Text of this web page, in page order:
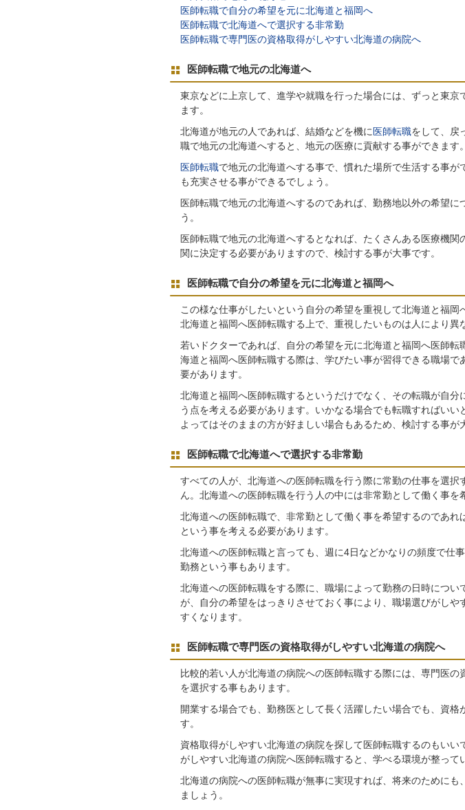
医師転職で自分の希望を元に北海道と福岡へ
医師転職で北海道へで選択する非常勤
医師転職で専門医の資格取得がしやすい北海道の病院へ
医師転職で地元の北海道へ
東京などに上京して、進学や就職を行った場合には、ずっと東京
ます。
北海道が地元の人であれば、結婚などを機に 医師転職をして、戻
職で地元の北海道へすると、地元の医療に貢献する事ができます。
医師転職で地元の北海道へする事で、慣れた場所で生活する事が
も充実させる事ができるでしょう。
医師転職で地元の北海道へするのであれば、勤務地以外の希望に
う。
医師転職で地元の北海道へするとなれば、たくさんある医療機関
関に決定する必要がありますので、検討する事が大事です。
医師転職で自分の希望を元に北海道と福岡へ
この様な仕事がしたいという自分の希望を重視して北海道と福岡
北海道と福岡へ医師転職する上で、重視したいものは人により異
若いドクターであれば、自分の希望を元に北海道と福岡へ医師転
海道と福岡へ医師転職する際は、学びたい事が習得できる職場で
要があります。
北海道と福岡へ医師転職するというだけでなく、その転職が自分
う点を考える必要があります。いかなる場合でも転職すればいい
よってはそのままの方が好ましい場合もあるため、検討する事が
医師転職で北海道へで選択する非常勤
すべての人が、北海道への医師転職を行う際に常勤の仕事を選択
ん。北海道への医師転職を行う人の中には非常勤として働く事を
北海道への医師転職で、非常勤として働く事を希望するのであれ
という事を考える必要があります。
北海道への医師転職と言っても、週に4日などかなりの頻度で仕
勤務という事もあります。
北海道への医師転職をする際に、職場によって勤務の日時につい
が、自分の希望をはっきりさせておく事により、職場選びがしや
すくなります。
医師転職で専門医の資格取得がしやすい北海道の病院へ
比較的若い人が北海道の病院への医師転職する際には、専門医の
を選択する事もあります。
開業する場合でも、勤務医として長く活躍したい場合でも、資格
す。
資格取得がしやすい北海道の病院を探して医師転職するのもいい
がしやすい北海道の病院へ医師転職すると、学べる環境が整って
北海道の病院への医師転職が無事に実現すれば、将来のためにも
ましょう。